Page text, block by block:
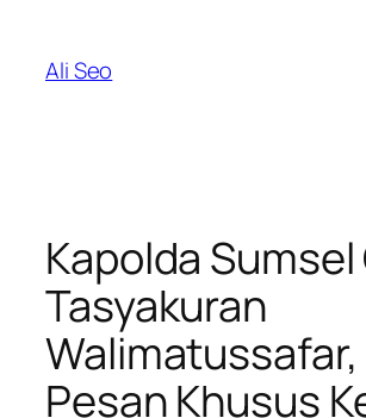
content
Ali Seo
Kapolda Sumsel
Tasyakuran
Walimatussafar,
Pesan Khusus